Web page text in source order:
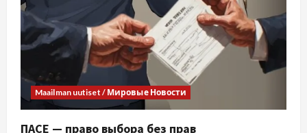
Maailman uutiset / Мировые Новости
ПАСЕ — право выбора без прав